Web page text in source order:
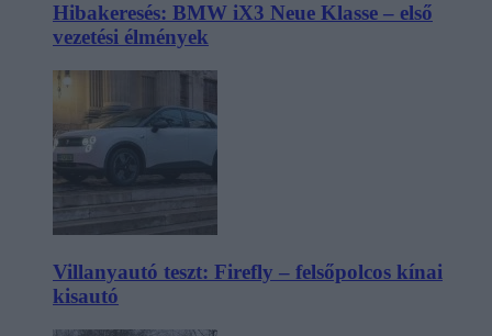
Hibakeresés: BMW iX3 Neue Klasse – első
vezetési élmények
Villanyautó teszt: Firefly – felsőpolcos kínai
kisautó